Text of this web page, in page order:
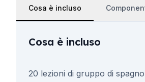
Cosa è incluso
Cosa è incluso
20 lezioni di gruppo di